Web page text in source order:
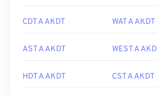
CDT A AKDT WAT A AKDT
AST A AKDT WEST A
HDT A AKDT CST A AKDT